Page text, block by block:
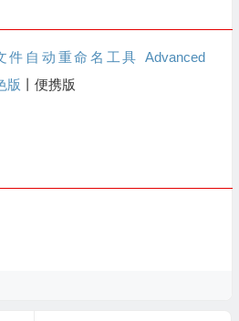
自动重命名工具 Advanced
版 丨便携版